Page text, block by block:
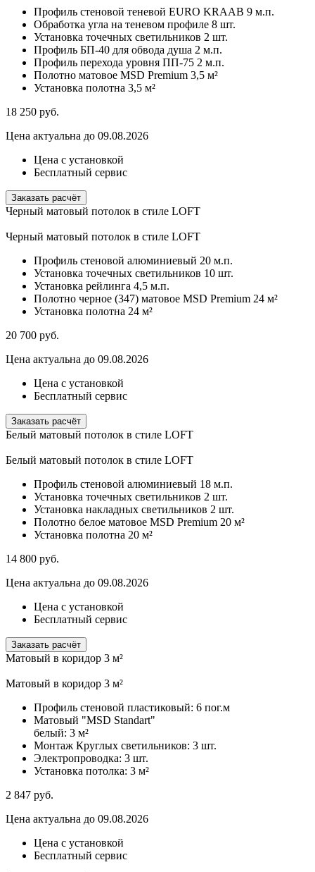
Профиль стеновой теневой EURO KRAAB 9 м.п.
Обработка угла на теневом профиле 8 шт.
Установка точечных светильников 2 шт.
Профиль БП-40 для обвода душа 2 м.п.
Профиль перехода уровня ПП-75 2 м.п.
Полотно матовое MSD Premium 3,5 м²
Установка полотна 3,5 м²
18 250 руб.
Цена актуальна до 09.08.2026
Цена с установкой
Бесплатный сервис
Заказать расчёт
Черный матовый потолок в стиле LOFT
Черный матовый потолок в стиле LOFT
Профиль стеновой алюминиевый 20 м.п.
Установка точечных светильников 10 шт.
Установка рейлинга 4,5 м.п.
Полотно черное (347) матовое MSD Premium 24 м²
Установка полотна 24 м²
20 700 руб.
Цена актуальна до 09.08.2026
Цена с установкой
Бесплатный сервис
Заказать расчёт
Белый матовый потолок в стиле LOFT
Белый матовый потолок в стиле LOFT
Профиль стеновой алюминиевый 18 м.п.
Установка точечных светильников 2 шт.
Установка накладных светильников 2 шт.
Полотно белое матовое MSD Premium 20 м²
Установка полотна 20 м²
14 800 руб.
Цена актуальна до 09.08.2026
Цена с установкой
Бесплатный сервис
Заказать расчёт
Матовый в коридор 3 м²
Матовый в коридор 3 м²
Профиль стеновой пластиковый: 6 пог.м
Матовый "MSD Standart"
белый: 3 м²
Монтаж Круглых светильников: 3 шт.
Электропроводка: 3 шт.
Установка потолка: 3 м²
2 847 руб.
Цена актуальна до 09.08.2026
Цена с установкой
Бесплатный сервис